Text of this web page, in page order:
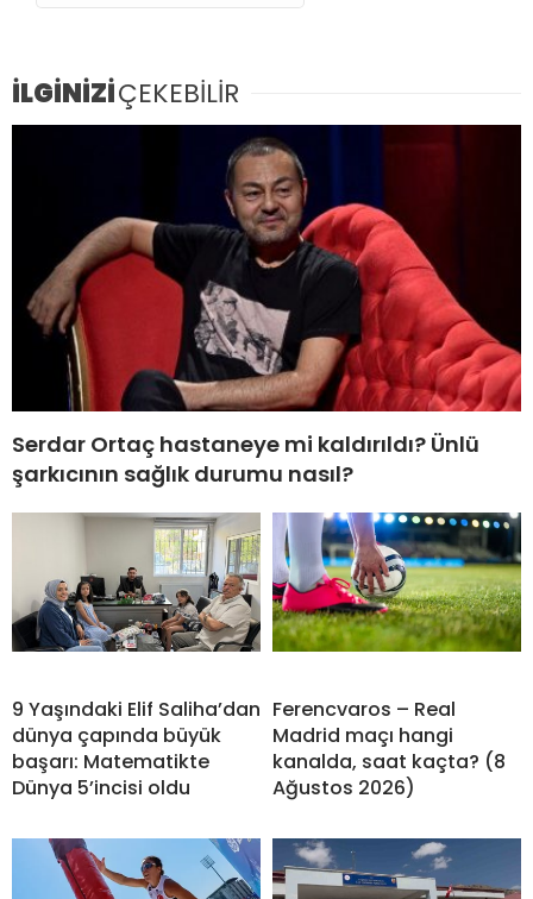
İLGİNİZİÇEKEBİLİR
Serdar Ortaç hastaneye mi kaldırıldı? Ünlü
şarkıcının sağlık durumu nasıl?
9 Yaşındaki Elif Saliha’dan
dünya çapında büyük
başarı: Matematikte
Dünya 5’incisi oldu
Ferencvaros – Real
Madrid maçı hangi
kanalda, saat kaçta? (8
Ağustos 2026)